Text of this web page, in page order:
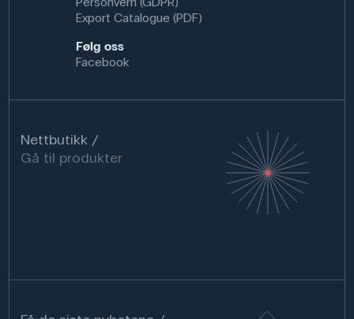
Export Catalogue (PDF)
Følg oss
Facebook
Nettbutikk
Gå til produkter